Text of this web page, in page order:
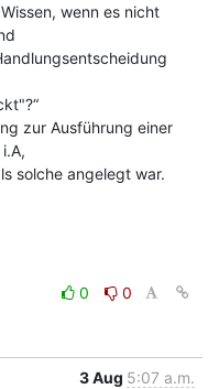
wenn es nicht
zur Ausführung einer
solche angelegt war.
0
0
3 Aug 5:07 a.m.